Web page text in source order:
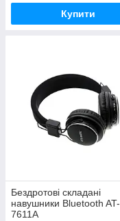
Купити
Бездротові складані
навушники Bluetooth AT-
7611A